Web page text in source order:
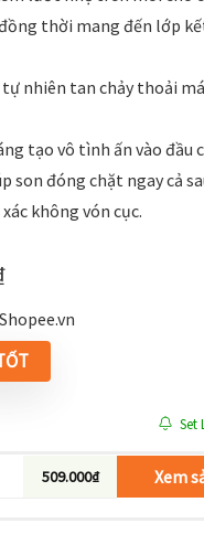
thời mang đến lớp
nhiên tan chảy thoải
tạo vô tình ấn vào đầu
son đóng chặt ngay cả
không vón cục.
shopee.vn
Set
509.000₫ Xem